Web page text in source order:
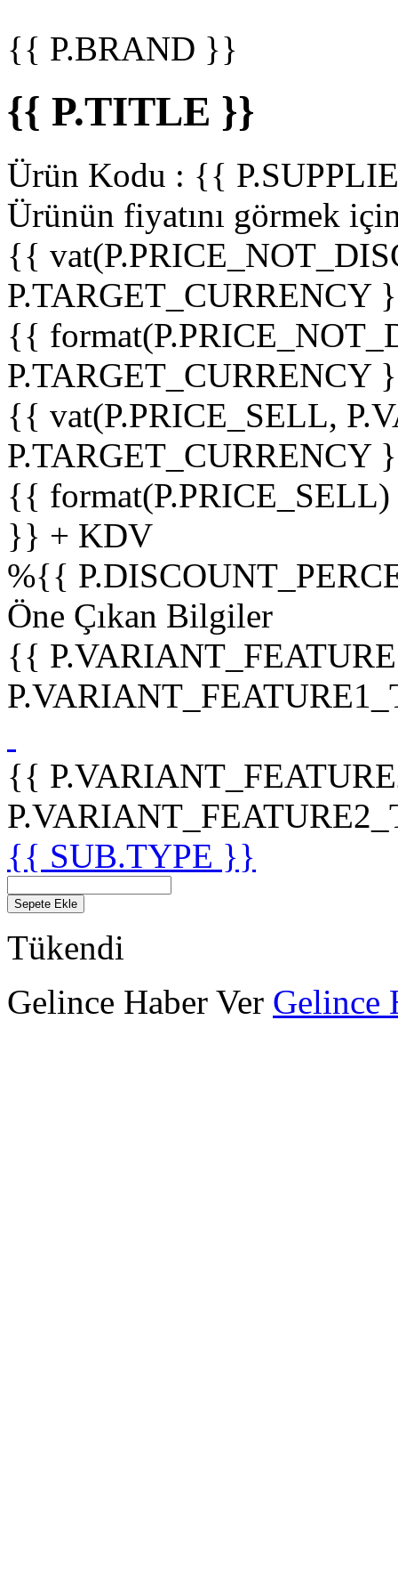
{{ P.BRAND }}
{{ P.TITLE }}
Ürün Kodu : {{
Ürünün fiyatını görmek
{{
P.TARGET_CURRENCY
{{
P.TARGET_CURRENCY
{{ vat(P.PRICE_SELL,
P.TARGET_CURRENCY
{{
}} + KDV
%{{
Öne Çıkan Bilgiler
{{
{{
{{ SUB.TYPE }}
Sepete Ekle
Tükendi
Gelince Haber Ver Gelince